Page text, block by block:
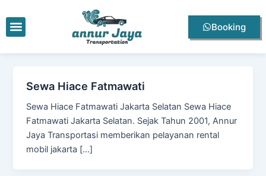
ke
konten
Menu Booking
Sewa Hiace Fatmawati
Sewa Hiace Fatmawati Jakarta Selatan Sewa Hiace
Fatmawati Jakarta Selatan. Sejak Tahun 2001, Annur
Jaya Transportasi memberikan pelayanan rental
mobil jakarta […]